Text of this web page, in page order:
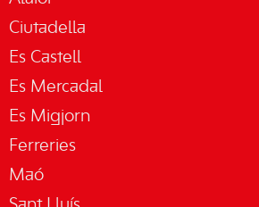
Ciutadella
Es Castell
Es Mercadal
Es Migjorn
Ferreries
Maó